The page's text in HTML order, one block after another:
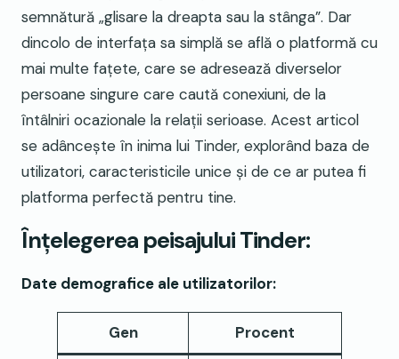
semnătură „glisare la dreapta sau la stânga”. Dar
dincolo de interfața sa simplă se află o platformă cu
mai multe fațete, care se adresează diverselor
persoane singure care caută conexiuni, de la
întâlniri ocazionale la relații serioase. Acest articol
se adâncește în inima lui Tinder, explorând baza de
utilizatori, caracteristicile unice și de ce ar putea fi
platforma perfectă pentru tine.
Înțelegerea peisajului Tinder:
Date demografice ale utilizatorilor:
Gen Procent